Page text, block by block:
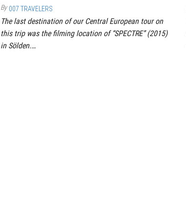
By 007 TRAVELERS
The last destination of our Central European tour on
this trip was the filming location of “SPECTRE” (2015)
in Sölden.…